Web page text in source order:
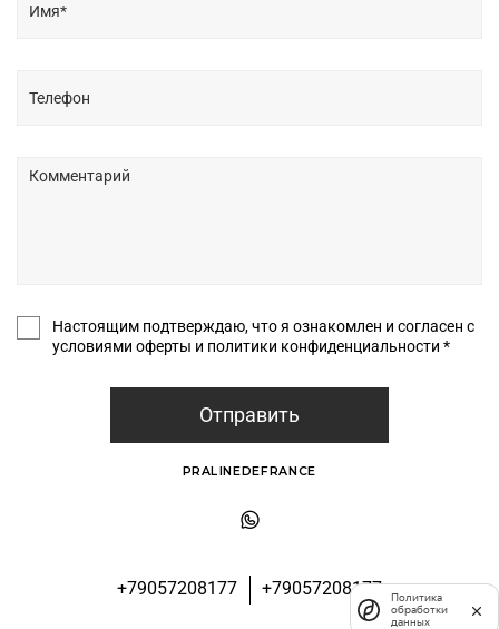
Настоящим подтверждаю, что я ознакомлен и согласен с
условиями оферты и политики конфиденциальности *
Отправить
+79057208177 +79057208177
PRALINEDEFRANCE
Политика
обработки
данных